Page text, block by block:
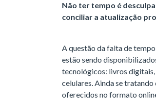
Não ter tempo é
conciliar a atualização
A questão da falta de
estão sendo
tecnológicos: livros digitais,
celulares. Ainda se
oferecidos no formato